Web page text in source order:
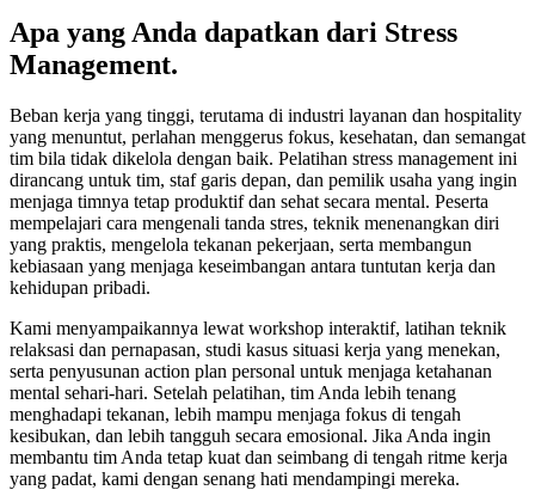
Apa yang Anda dapatkan dari Stress
Management.
Beban kerja yang tinggi, terutama di industri layanan dan hospitality
yang menuntut, perlahan menggerus fokus, kesehatan, dan semangat
tim bila tidak dikelola dengan baik. Pelatihan stress management ini
dirancang untuk tim, staf garis depan, dan pemilik usaha yang ingin
menjaga timnya tetap produktif dan sehat secara mental. Peserta
mempelajari cara mengenali tanda stres, teknik menenangkan diri
yang praktis, mengelola tekanan pekerjaan, serta membangun
kebiasaan yang menjaga keseimbangan antara tuntutan kerja dan
kehidupan pribadi.
Kami menyampaikannya lewat workshop interaktif, latihan teknik
relaksasi dan pernapasan, studi kasus situasi kerja yang menekan,
serta penyusunan action plan personal untuk menjaga ketahanan
mental sehari-hari. Setelah pelatihan, tim Anda lebih tenang
menghadapi tekanan, lebih mampu menjaga fokus di tengah
kesibukan, dan lebih tangguh secara emosional. Jika Anda ingin
membantu tim Anda tetap kuat dan seimbang di tengah ritme kerja
yang padat, kami dengan senang hati mendampingi mereka.